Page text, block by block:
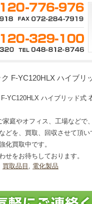
F-YC120HLX ハイブリ
YC120HLX ハイブリッド式
庭やオフィス、工場などで、
どを、買取、回収させて頂い
化買取中です。
せをお待ちしております。
買取品目 , 電化製品